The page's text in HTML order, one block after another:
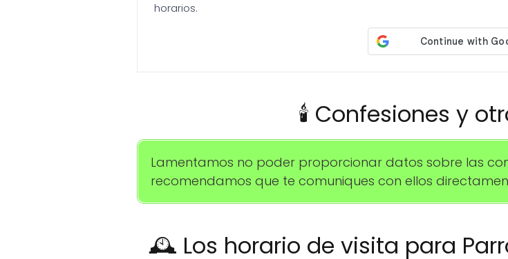
horarios.
🕯️ Confesiones y
Lamentamos no poder proporcionar datos sobre las
recomendamos que te comuniques con ellos
🕰️ Los horario de visita para